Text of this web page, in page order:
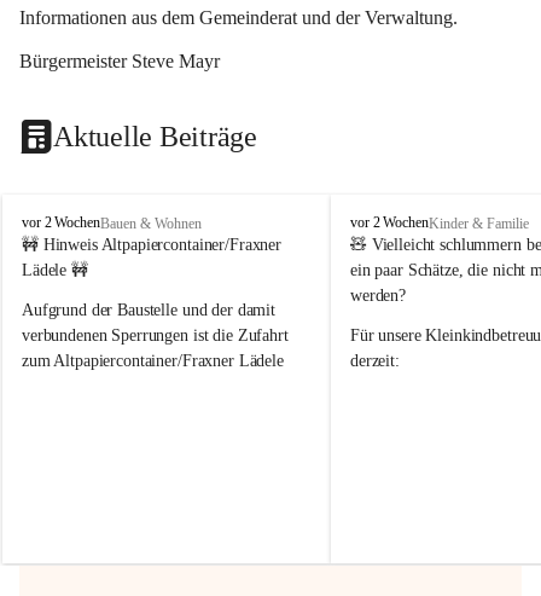
Informationen aus dem Gemeinderat und der Verwaltung.
Bürgermeister Steve Mayr
Aktuelle Beiträge
F
r
a
e
r
n
vor 2 WochenBauen & Wohnen
🚧 Hinweis Altpapiercontainer/Fraxner
Lädele 🚧
Aufgrund der Baustelle und der damit
verbundenen Sperrungen ist die Zufahrt
zum Altpapiercontainer/Fraxner Lädele
Hilfsbereitschaft!
F
r
a
x
r
n
vor 2 WochenKinder & Familie
🧸 Vielleicht schlummern
ein paar Schätze, die nicht
werden?
Für unsere
derzeit: